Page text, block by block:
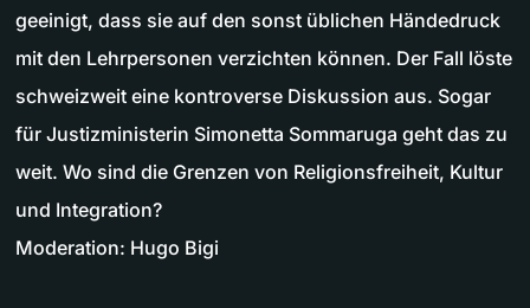
geeinigt, dass sie auf den sonst üblichen Händedruck
mit den Lehrpersonen verzichten können. Der Fall löste
schweizweit eine kontroverse Diskussion aus. Sogar
für Justizministerin Simonetta Sommaruga geht das zu
weit. Wo sind die Grenzen von Religionsfreiheit, Kultur
und Integration?
Moderation: Hugo Bigi